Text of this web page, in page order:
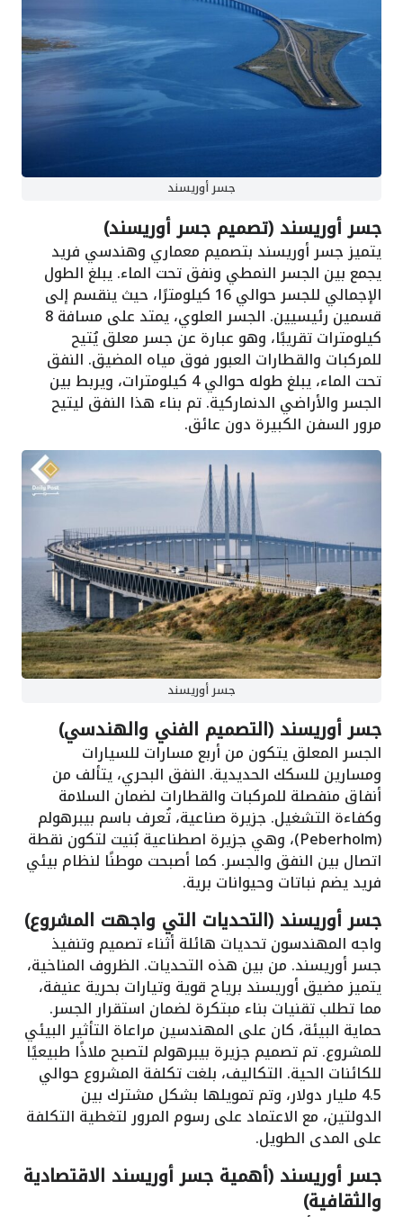
جسر أوريسند
جسر أوريسند (تصميم جسر أوريسند)
يتميز جسر أوريسند بتصميم معماري وهندسي فريد
يجمع بين الجسر النمطي ونفق تحت الماء. يبلغ الطول
الإجمالي للجسر حوالي 16 كيلومترًا، حيث ينقسم إلى
قسمين رئيسيين. الجسر العلوي، يمتد على مسافة 8
كيلومترات تقريبًا، وهو عبارة عن جسر معلق يُتيح
للمركبات والقطارات العبور فوق مياه المضيق. النفق
تحت الماء، يبلغ طوله حوالي 4 كيلومترات، ويربط بين
الجسر والأراضي الدنماركية. تم بناء هذا النفق ليتيح
مرور السفن الكبيرة دون عائق.
جسر أوريسند
جسر أوريسند (التصميم الفني والهندسي)
الجسر المعلق يتكون من أربع مسارات للسيارات
ومسارين للسكك الحديدية. النفق البحري، يتألف من
أنفاق منفصلة للمركبات والقطارات لضمان السلامة
وكفاءة التشغيل. جزيرة صناعية، تُعرف باسم بيبرهولم
(Peberholm)، وهي جزيرة اصطناعية بُنيت لتكون نقطة
اتصال بين النفق والجسر. كما أصبحت موطنًا لنظام بيئي
فريد يضم نباتات وحيوانات برية.
جسر أوريسند (التحديات التي واجهت المشروع)
واجه المهندسون تحديات هائلة أثناء تصميم وتنفيذ
جسر أوريسند. من بين هذه التحديات. الظروف المناخية،
يتميز مضيق أوريسند برياح قوية وتيارات بحرية عنيفة،
مما تطلب تقنيات بناء مبتكرة لضمان استقرار الجسر.
حماية البيئة، كان على المهندسين مراعاة التأثير البيئي
للمشروع. تم تصميم جزيرة بيبرهولم لتصبح ملاذًا طبيعيًا
للكائنات الحية. التكاليف، بلغت تكلفة المشروع حوالي
4.5 مليار دولار، وتم تمويلها بشكل مشترك بين
الدولتين، مع الاعتماد على رسوم المرور لتغطية التكلفة
على المدى الطويل.
جسر أوريسند (أهمية جسر أوريسند الاقتصادية
والثقافية)